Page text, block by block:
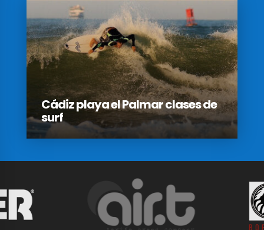
Cádiz playa el Palmar clases de
surf